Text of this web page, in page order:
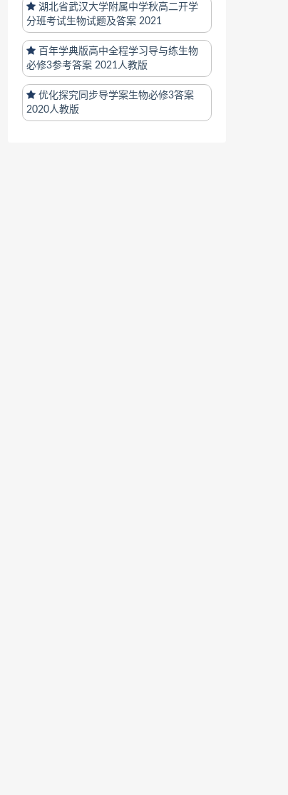
湖北省武汉大学附属中学秋高二开学
分班考试生物试题及答案 2021
百年学典版高中全程学习导与练生物
必修3参考答案 2021人教版
优化探究同步导学案生物必修3答案
2020人教版